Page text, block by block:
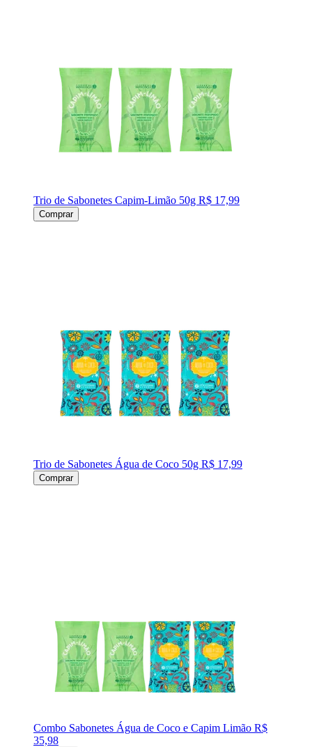
Trio de Sabonetes Capim-Limão 50g R$ 17,99
Comprar
Trio de Sabonetes Água de Coco 50g R$ 17,99
Comprar
Combo Sabonetes Água de Coco e Capim Limão R$
35,98